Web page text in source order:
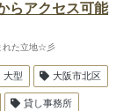
らアクセス可能
れた立地☆彡
大型 大阪市北区
貸し事務所